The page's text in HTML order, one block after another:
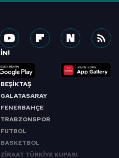
BEŞİKTAŞ
GALATASARAY
FENERBAHÇE
TRABZONSPOR
FUTBOL
BASKETBOL
ZİRAAT TÜRKİYE KUPASI